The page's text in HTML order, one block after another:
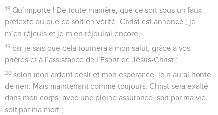
18 Qu’importe ! De toute manière, que ce soit sous un faux
prétexte ou que ce soit en vérité, Christ est annoncé ; je
m’en réjouis et je m’en réjouirai encore,
19 car je sais que cela tournera à mon salut, grâce à vos
prières et à l’assistance de l’Esprit de Jésus-Christ ;
20 selon mon ardent désir et mon espérance, je n’aurai honte
de rien. Mais maintenant comme toujours, Christ sera exalté
dans mon corps, avec une pleine assurance, soit par ma vie,
soit par ma mort ;